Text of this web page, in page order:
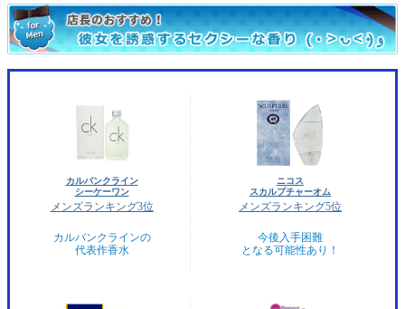
カルバンクライン
シーケーワン
メンズランキング3位
カルバンクラインの
代表作香水
ニコス
スカルプチャーオム
メンズランキング5位
今後入手困難
となる可能性あり！